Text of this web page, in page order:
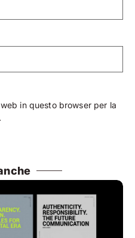
in questo browser per la